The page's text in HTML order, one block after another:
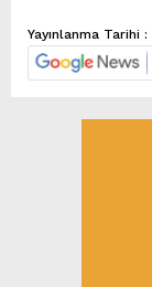
Yayınlanma Tarihi :